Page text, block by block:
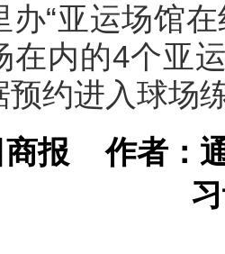
办“亚运场馆
在内的4个亚
预约进入球场
商报作者：